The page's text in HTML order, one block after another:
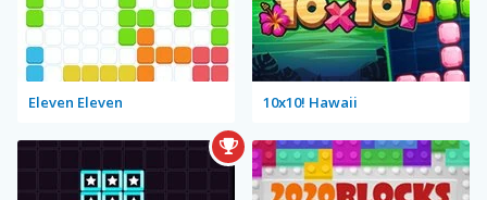
Eleven Eleven 10x10! Hawaii